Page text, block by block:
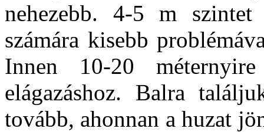
nehezebb. 4-5 m
számára kisebb
Innen 10-20
elágazáshoz. Balra
tovább, ahonnan a huzat